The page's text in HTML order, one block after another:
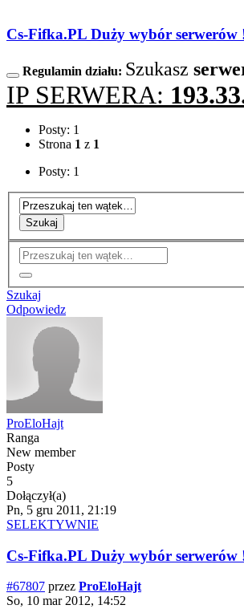
Cs-Fifka.PL Duży wybór
Regulamin działu: Szukasz
IP SERWERA:
Posty: 1
Strona 1 z 1
Posty: 1
Szukaj
Szukaj
Odpowiedz
ProEloHajt
Ranga
New member
Posty
5
Dołączył(a)
Pn, 5 gru 2011, 21:19
SELEKTYWNIE
Cs-Fifka.PL Duży wybór
#67807 przez ProEloHajt
So, 10 mar 2012, 14:52